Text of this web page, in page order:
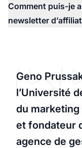
Comment puis-je
newsletter
Geno
l’Université
du marketing
et fondateur
agence de